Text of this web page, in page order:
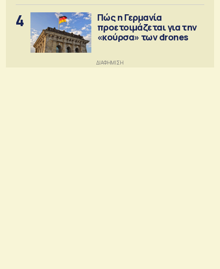
4
Πώς η Γερμανία
προετοιμάζεται για την
«κούρσα» των drones